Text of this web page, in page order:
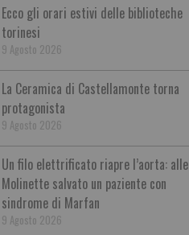
Ecco gli orari estivi delle biblioteche
torinesi
9 Agosto 2026
La Ceramica di Castellamonte torna
protagonista
9 Agosto 2026
Un filo elettrificato riapre l’aorta: alle
Molinette salvato un paziente con
sindrome di Marfan
9 Agosto 2026